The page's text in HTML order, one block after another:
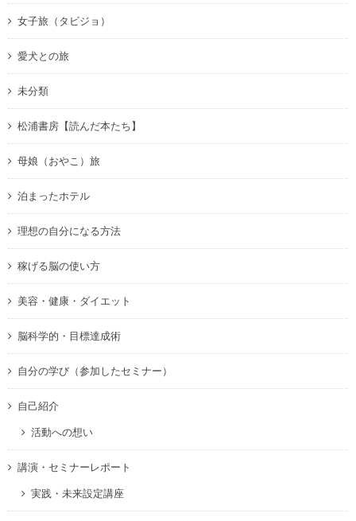
女子旅（タビジョ）
愛犬との旅
未分類
松浦書房【読んだ本たち】
母娘（おやこ）旅
泊まったホテル
理想の自分になる方法
稼げる脳の使い方
美容・健康・ダイエット
脳科学的・目標達成術
自分の学び（参加したセミナー）
自己紹介
活動への想い
講演・セミナーレポート
実践・未来設定講座